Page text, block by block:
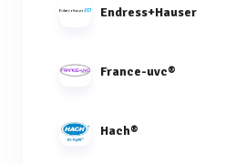
Endress+Hauser
France-uvc®
Hach®